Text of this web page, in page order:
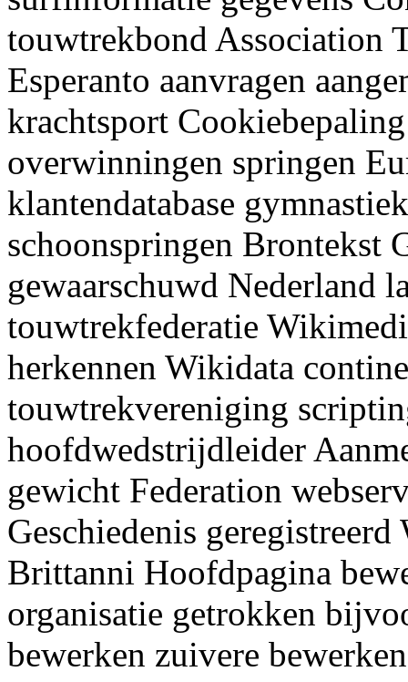
touwtrekbond Association
Esperanto aanvragen
krachtsport
overwinningen springen
klantendatabase
schoonspringen Brontekst
gewaarschuwd Nederland
touwtrekfederatie
herkennen Wikidata
touwtrekvereniging
hoofdwedstrijdleider
gewicht Federation
Geschiedenis
Brittanni Hoofdpagina
organisatie getrokken
bewerken zuivere